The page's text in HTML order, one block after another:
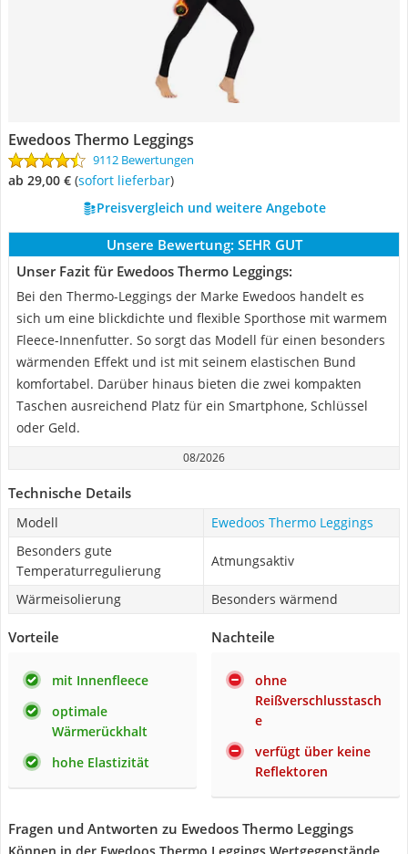
Ewedoos Thermo Leggings
9112 Bewertungen
ab 29,00 € ( Sofort lieferbar)
Preisvergleich und weitere Angebote
Unsere Bewertung: SEHR GUT
Unser Fazit für Ewedoos Thermo Leggings:
Bei den Thermo-Leggings der Marke Ewedoos handelt es
sich um eine blickdichte und flexible Sporthose mit warmem
Fleece-Innenfutter. So sorgt das Modell für einen besonders
wärmenden Effekt und ist mit seinem elastischen Bund
komfortabel. Darüber hinaus bieten die zwei kompakten
Taschen ausreichend Platz für ein Smartphone, Schlüssel
oder Geld.
08/2026
Technische Details
Modell
Ewedoos Thermo Leggings
Besonders gute
Temperaturregulierung
Atmungsaktiv
Wärmeisolierung Besonders wärmend
Vorteile
mit Innenfleece
optimale
Wärmerückhalt
hohe Elastizität
Nachteile
ohne
Reißverschlusstasch
e
verfügt über keine
Reflektoren
Fragen und Antworten zu Ewedoos Thermo Leggings